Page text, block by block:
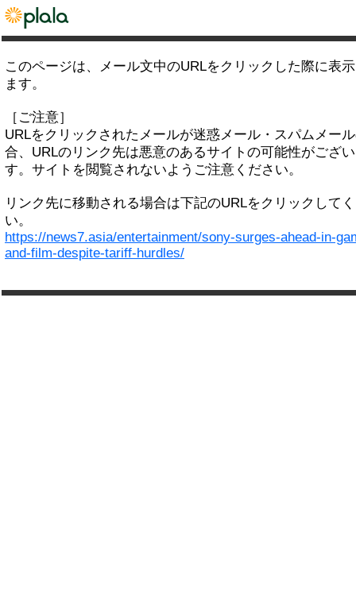
このページは、メール文中のURLをクリックした際に表
ます。
［ご注意］
URLをクリックされたメールが迷惑メール・スパムメー
合、URLのリンク先は悪意のあるサイトの可能性がござ
す。サイトを閲覧されないようご注意ください。
リンク先に移動される場合は下記のURLをクリックして
い。
https://news7.asia/entertainment/sony-surges-ahead-in-
and-film-despite-tariff-hurdles/